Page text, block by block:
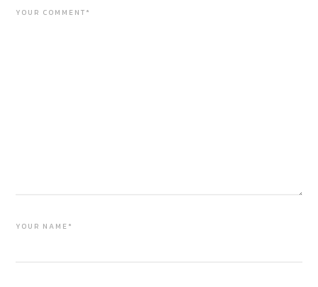
YOUR COMMENT*
YOUR NAME*